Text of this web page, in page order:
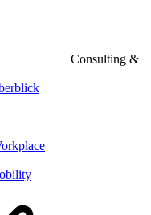
Consulting &